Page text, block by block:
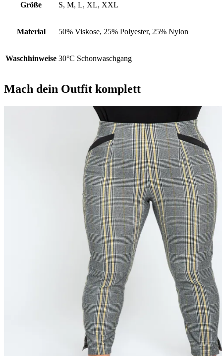
Größe S, M, L, XL, XXL
Material 50% Viskose, 25% Polyester, 25% Nylon
Waschhinweise 30°C Schonwaschgang
Mach dein Outfit komplett